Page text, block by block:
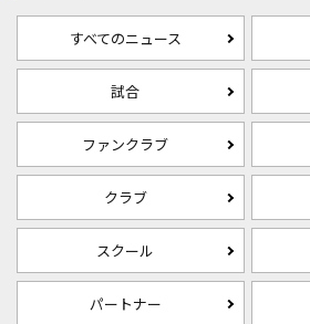
すべてのニュース
試合
ファンクラブ
クラブ
スクール
パートナー